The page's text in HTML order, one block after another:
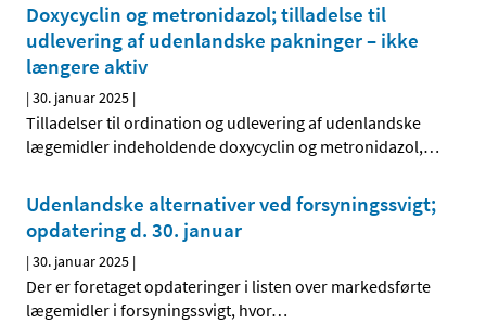
Doxycyclin og metronidazol; tilladelse til
udlevering af udenlandske pakninger – ikke
længere aktiv
|30. januar 2025 |
Tilladelser til ordination og udlevering af udenlandske
lægemidler indeholdende doxycyclin og metronidazol,…
Udenlandske alternativer ved forsyningssvigt;
opdatering d. 30. januar
|30. januar 2025 |
Der er foretaget opdateringer i listen over markedsførte
lægemidler i forsyningssvigt, hvor…